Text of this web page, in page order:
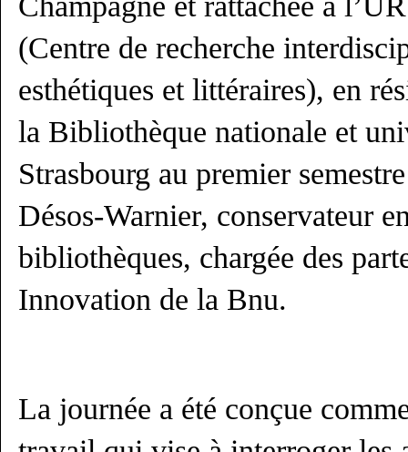
(Centre de recherche
esthétiques et littéraires), en
la Bibliothèque nationale et
Strasbourg au premier
Désos-Warnier, conservateur
bibliothèques, chargée des
Innovation de la Bnu.
La journée a été conçue